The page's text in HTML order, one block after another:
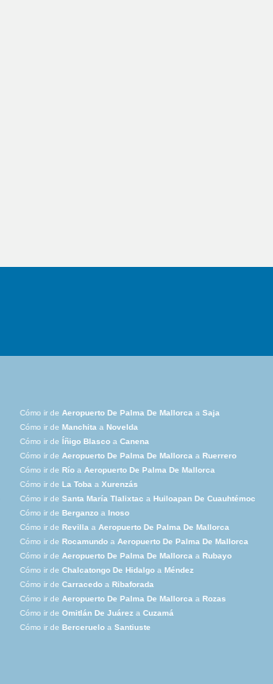
Cómo ir de Aeropuerto De Palma De Mallorca a Saja
Cómo ir de Manchita a Novelda
Cómo ir de Íñigo Blasco a Canena
Cómo ir de Aeropuerto De Palma De Mallorca a Ruerrero
Cómo ir de Río a Aeropuerto De Palma De Mallorca
Cómo ir de La Toba a Xurenzás
Cómo ir de Santa María Tlalixtac a Huiloapan De Cuauhtémoc
Cómo ir de Berganzo a Inoso
Cómo ir de Revilla a Aeropuerto De Palma De Mallorca
Cómo ir de Rocamundo a Aeropuerto De Palma De Mallorca
Cómo ir de Aeropuerto De Palma De Mallorca a Rubayo
Cómo ir de Chalcatongo De Hidalgo a Méndez
Cómo ir de Carracedo a Ribaforada
Cómo ir de Aeropuerto De Palma De Mallorca a Rozas
Cómo ir de Omitlán De Juárez a Cuzamá
Cómo ir de Berceruelo a Santiuste